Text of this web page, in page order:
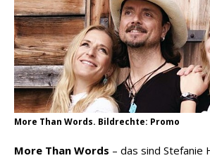
More Than Words. Bildrechte: Promo
More Than Words – das sind Stefanie